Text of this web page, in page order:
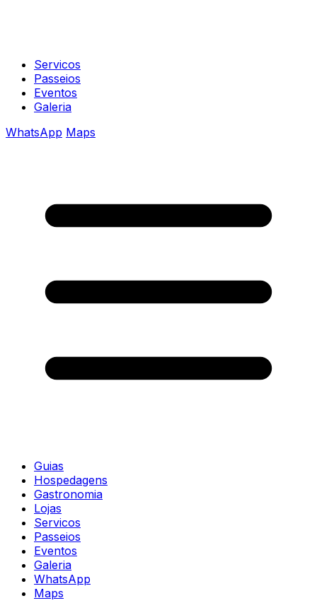
Servicos
Passeios
Eventos
Galeria
WhatsApp Maps
Guias
Hospedagens
Gastronomia
Lojas
Servicos
Passeios
Eventos
Galeria
WhatsApp
Maps